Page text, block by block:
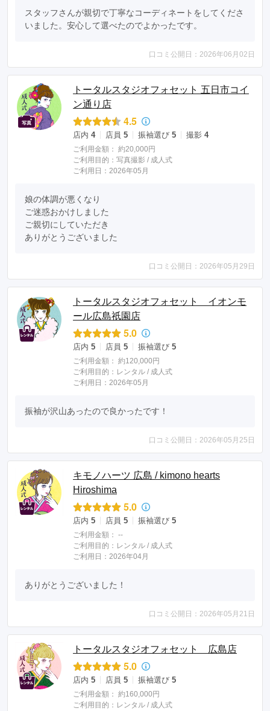
スタッフさんが親切で丁寧なコーディネートをしてくださ
いました。安心して選べたのでよかったです。
口コミ公開日：2026年06月02日
トータルスタジオフォセット 五日市コイ
ン通り店
4.5
店内 4 店員 5 振袖選び 5 撮影 4
ご利用金額： 約20,000円
ご利用目的： 写真撮影 / 成人式
ご利用日：2026年05月
娘の体調が悪くなり
ご迷惑おかけしました
ご親切にしていただき
ありがとうございました
口コミ公開日：2026年05月29日
トータルスタジオフォセット イオンモ
ール広島祇園店
5.0
店内 5 店員 5 振袖選び 5
ご利用金額： 約120,000円
ご利用目的： レンタル / 成人式
ご利用日：2026年05月
振袖が沢山あったので良かったです！
口コミ公開日：2026年05月25日
キモノハーツ 広島 / kimono hearts
Hiroshima
5.0
店内 5 店員 5 振袖選び 5
ご利用金額： --
ご利用目的： レンタル / 成人式
ご利用日：2026年04月
ありがとうございました！
口コミ公開日：2026年05月21日
トータルスタジオフォセット 広島店
5.0
店内 5 店員 5 振袖選び 5
ご利用金額： 約160,000円
ご利用目的： レンタル / 成人式